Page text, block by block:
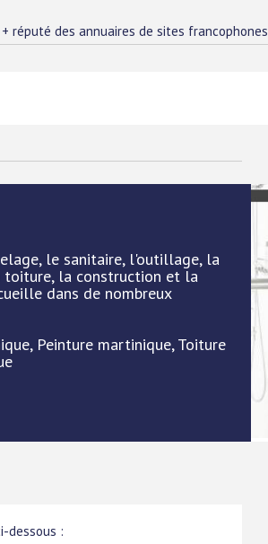
réputé des annuaires de sites francophones
le sanitaire, l'outillage, la
toiture, la construction et la
dans de nombreux
Peinture martinique, Toiture
dessous :